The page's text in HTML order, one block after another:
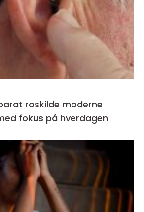
moderne
fokus på hverdagen